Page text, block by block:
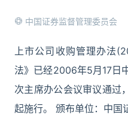
中国证券监督管理委员会
上市公司收购管理办法
法》已经2006年5月17日
次主席办公会议审议通过
起施行。 颁布单位：中国